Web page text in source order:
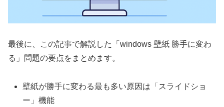
最後に、この記事で解説した「windows 壁紙 勝手に変わ
る」問題の要点をまとめます。
壁紙が勝手に変わる最も多い原因は「スライドショ
ー」機能